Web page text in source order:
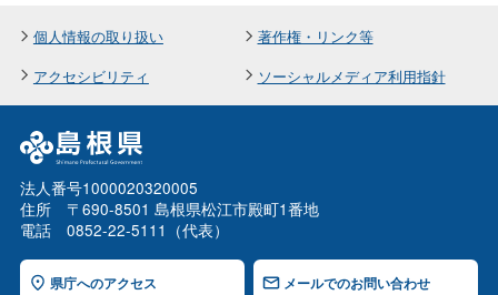
個人情報の取り扱い
著作権・リンク等
アクセシビリティ
ソーシャルメディア利用指針
法人番号1000020320005
住所 〒690-8501 島根県松江市殿町1番地
電話 0852-22-5111（代表）
県庁へのアクセス メールでのお問い合わせ